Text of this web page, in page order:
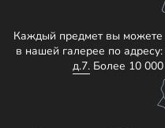
Каждый предмет вы можете
в нашей галерее по адресу:
д.7.Более 10 000